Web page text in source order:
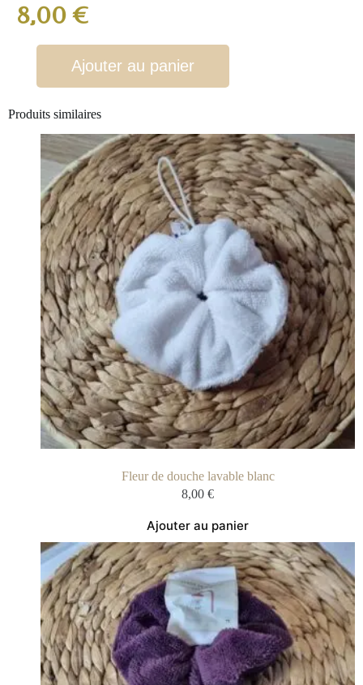
8,00€
Ajouter au panier
Produits similaires
Fleur de douche lavable blanc
8,00 €
Ajouter au panier